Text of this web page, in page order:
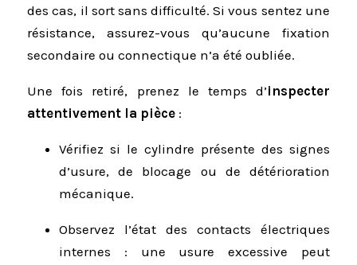
des cas, il sort sans difficulté. Si vous sentez une
résistance, assurez-vous qu’aucune fixation
secondaire ou connectique n’a été oubliée.
Une fois retiré, prenez le temps d’inspecter
attentivement la pièce :
Vérifiez si le cylindre présente des signes
d’usure, de blocage ou de détérioration
mécanique.
Observez l’état des contacts électriques
internes : une usure excessive peut